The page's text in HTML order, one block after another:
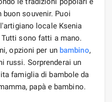
souvenir. Puoi
locale Ksenia
sono fatti a mano.
opzioni per un bambino,
russi. Sorprenderai un
famiglia di bambole da
papà e bambino.